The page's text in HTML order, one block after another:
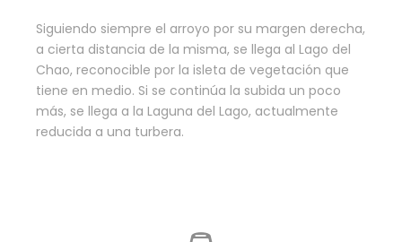
Siguiendo siempre el arroyo por su margen derecha,
a cierta distancia de la misma, se llega al Lago del
Chao, reconocible por la isleta de vegetación que
tiene en medio. Si se continúa la subida un poco
más, se llega a la Laguna del Lago, actualmente
reducida a una turbera.